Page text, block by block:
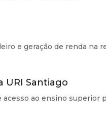
e geração de renda na
URI Santiago
ao ensino superior